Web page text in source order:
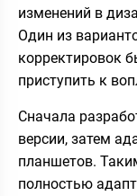
изменений в
Один из
корректировок
приступить к
Сначала
версии, затем
планшетов.
полностью